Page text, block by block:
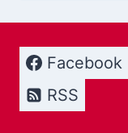
Facebook
RSS